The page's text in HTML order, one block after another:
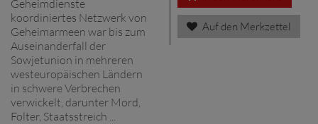
Geheimdienste
koordiniertes Netzwerk von
Geheimarmeen war bis zum
Auseinanderfall der
Sowjetunion in mehreren
westeuropäischen Ländern
in schwere Verbrechen
verwickelt, darunter Mord,
Folter, Staatsstreich ...
Auf den Merkzettel